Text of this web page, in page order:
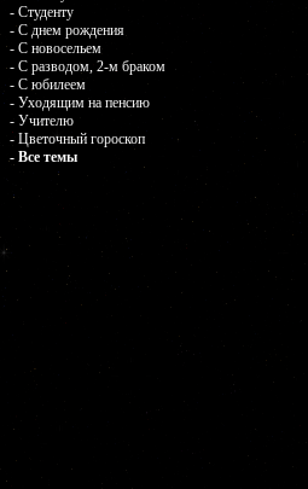
- Студенту
- С днем рождения
- С новосельем
- С разводом, 2-м браком
- С юбилеем
- Уходящим на пенсию
- Учителю
- Цветочный гороскоп
- Все темы